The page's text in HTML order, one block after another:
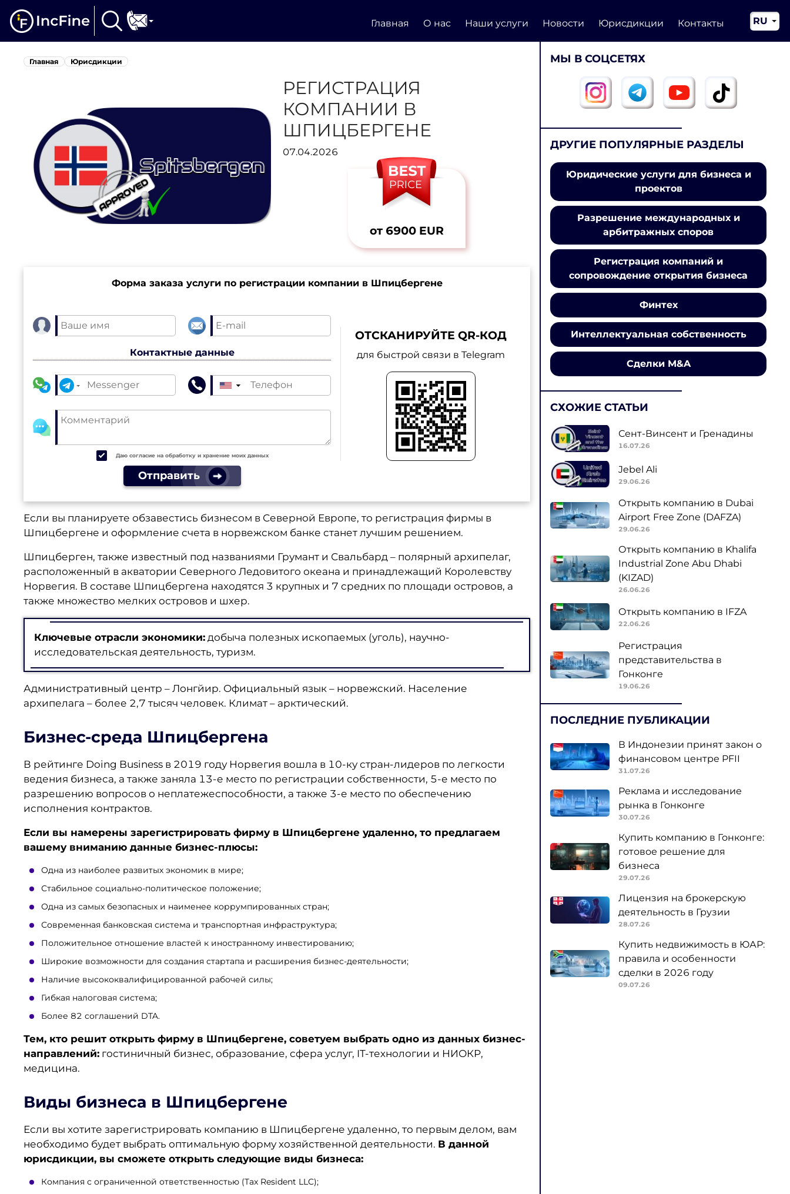
Главная О нас Наши услуги Новости Юрисдикции Контакты
RU
EN
Главная Юрисдикции
РЕГИСТРАЦИЯ
КОМПАНИИ В
ШПИЦБЕРГЕНЕ
07.04.2026
от 6900 EUR
Форма заказа услуги по регистрации компании в Шпицбергене
Контактные данные
▼
Даю согласие на обработку и хранение моих данных
Отправить
ОТСКАНИРУЙТЕ QR-КОД
для быстрой связи в Telegram
Если вы планируете обзавестись бизнесом в Северной Европе, то регистрация фирмы в
Шпицбергене и оформление счета в норвежском банке станет лучшим решением.
Шпицберген, также известный под названиями Грумант и Свальбард – полярный архипелаг,
расположенный в акватории Северного Ледовитого океана и принадлежащий Королевству
Норвегия. В составе Шпицбергена находятся 3 крупных и 7 средних по площади островов, а
также множество мелких островов и шхер.
Ключевые отрасли экономики: добыча полезных ископаемых (уголь), научно-
исследовательская деятельность, туризм.
Административный центр – Лонгйир. Официальный язык – норвежский. Население
архипелага – более 2,7 тысяч человек. Климат – арктический.
Бизнес-среда Шпицбергена
В рейтинге Doing Business в 2019 году Норвегия вошла в 10-ку стран-лидеров по легкости
ведения бизнеса, а также заняла 13-е место по регистрации собственности, 5-е место по
разрешению вопросов о неплатежеспособности, а также 3-е место по обеспечению
исполнения контрактов.
Если вы намерены зарегистрировать фирму в Шпицбергене удаленно, то предлагаем
вашему вниманию данные бизнес-плюсы:
Одна из наиболее развитых экономик в мире;
Стабильное социально-политическое положение;
Одна из самых безопасных и наименее коррумпированных стран;
Современная банковская система и транспортная инфраструктура;
Положительное отношение властей к иностранному инвестированию;
Широкие возможности для создания стартапа и расширения бизнес-деятельности;
Наличие высококвалифицированной рабочей силы;
Гибкая налоговая система;
Более 82 соглашений DTA.
Тем, кто решит открыть фирму в Шпицбергене, советуем выбрать одно из данных бизнес-
направлений: гостиничный бизнес, образование, сфера услуг, IT-технологии и НИОКР,
медицина.
Виды бизнеса в Шпицбергене
Если вы хотите зарегистрировать компанию в Шпицбергене удаленно, то первым делом, вам
необходимо будет выбрать оптимальную форму хозяйственной деятельности. В данной
юрисдикции, вы сможете открыть следующие виды бизнеса:
Компания с ограниченной ответственностью (Tax Resident LLC);
МЫ В СОЦСЕТЯХ
ДРУГИЕ ПОПУЛЯРНЫЕ РАЗДЕЛЫ
Юридические услуги для бизнеса и
проектов
Разрешение международных и
арбитражных споров
Регистрация компаний и
сопровождение открытия бизнеса
Финтех
Интеллектуальная собственность
Сделки M&A
СХОЖИЕ СТАТЬИ
Сент-Винсент и Гренадины
16.07.26
Jebel Ali
29.06.26
Открыть компанию в Dubai
Airport Free Zone (DAFZA)
29.06.26
Открыть компанию в Khalifa
Industrial Zone Abu Dhabi
(KIZAD)
26.06.26
Открыть компанию в IFZA
22.06.26
Регистрация
представительства в
Гонконге
19.06.26
ПОСЛЕДНИЕ ПУБЛИКАЦИИ
В Индонезии принят закон о
финансовом центре PFII
31.07.26
Реклама и исследование
рынка в Гонконге
30.07.26
Купить компанию в Гонконге:
готовое решение для
бизнеса
29.07.26
Лицензия на брокерскую
деятельность в Грузии
28.07.26
Купить недвижимость в ЮАР:
правила и особенности
сделки в 2026 году
09.07.26